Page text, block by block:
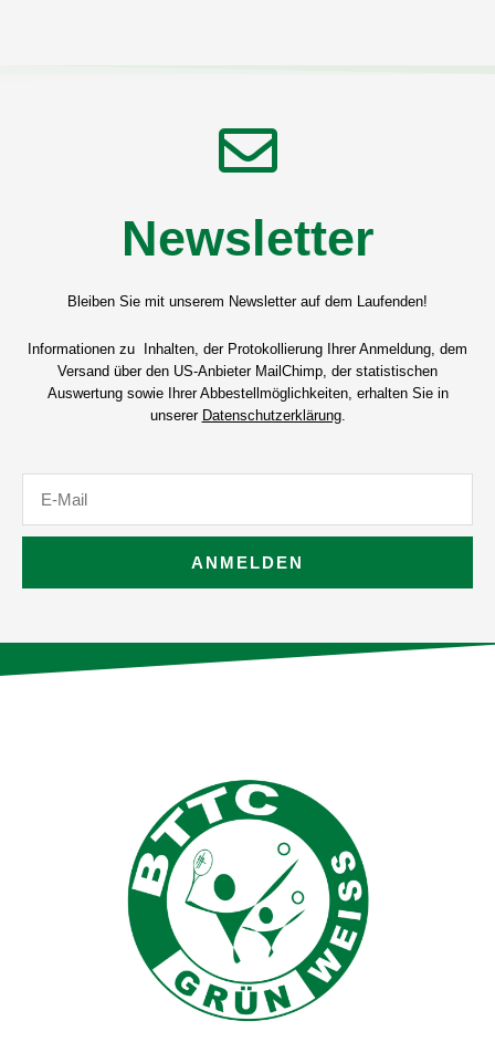
Newsletter
Bleiben Sie mit unserem Newsletter auf dem Laufenden!
Informationen zu Inhalten, der Protokollierung Ihrer Anmeldung, dem
Versand über den US-Anbieter MailChimp, der statistischen
Auswertung sowie Ihrer Abbestellmöglichkeiten, erhalten Sie in
unserer Datenschutzerklärung.
Mail
ANMELDEN